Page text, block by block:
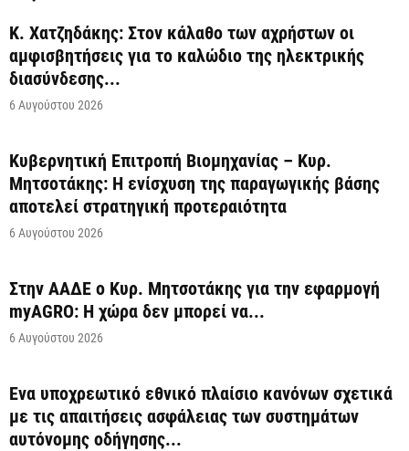
Κ. Χατζηδάκης: Στον κάλαθο των αχρήστων οι
αμφισβητήσεις για το καλώδιο της ηλεκτρικής
διασύνδεσης...
6 Αυγούστου 2026
Κυβερνητική Επιτροπή Βιομηχανίας – Κυρ.
Μητσοτάκης: Η ενίσχυση της παραγωγικής βάσης
αποτελεί στρατηγική προτεραιότητα
6 Αυγούστου 2026
Στην ΑΑΔΕ ο Κυρ. Μητσοτάκης για την εφαρμογή
myAGRO: Η χώρα δεν μπορεί να...
6 Αυγούστου 2026
Ένα υποχρεωτικό εθνικό πλαίσιο κανόνων σχετικά
με τις απαιτήσεις ασφάλειας των συστημάτων
αυτόνομης οδήγησης...